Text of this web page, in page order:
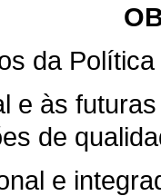
da
e às
de
e